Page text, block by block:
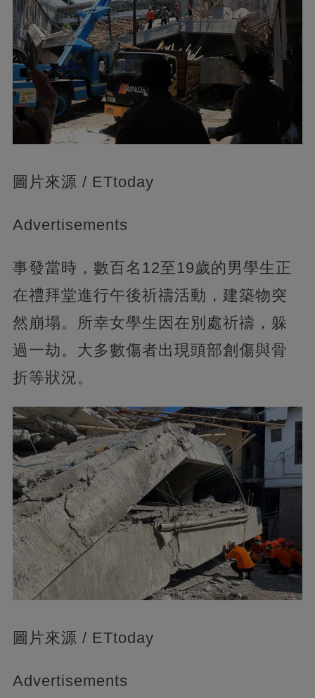
圖片來源 / ETtoday
Advertisements
事發當時，數百名12至19歲的男學生正
在禮拜堂進行午後祈禱活動，建築物突
然崩塌。所幸女學生因在別處祈禱，躲
過一劫。大多數傷者出現頭部創傷與骨
折等狀況。
圖片來源 / ETtoday
Advertisements